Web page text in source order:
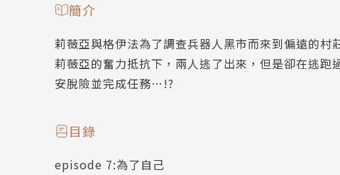
簡介
莉薇亞與格伊法為了調查兵器人黑市而來到偏遠的
莉薇亞的奮力抵抗下，兩人逃了出來，但是卻在逃
安脫險並完成任務…!?
目錄
episode 7:為了自己